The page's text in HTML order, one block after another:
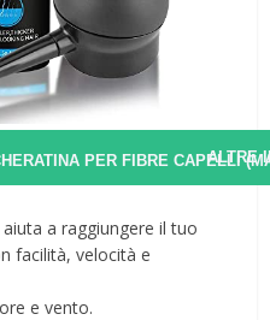
ALTRE
a raggiungere il tuo
facilità, velocità e
e vento.